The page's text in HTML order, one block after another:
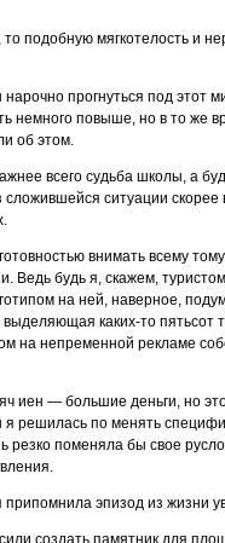
подобную мягкотелость и
прогнуться под этот
немного повыше, но в то же
об этом.
всего судьба школы, а
ситуации
внимать всему
Ведь будь я, скажем,
на ней, наверное,
каких-то пятьсот
на непременной рекламе
иен — большие деньги, но
я решилась по менять
резко поменяла бы свое
эпизод из жизни
создать памятник для